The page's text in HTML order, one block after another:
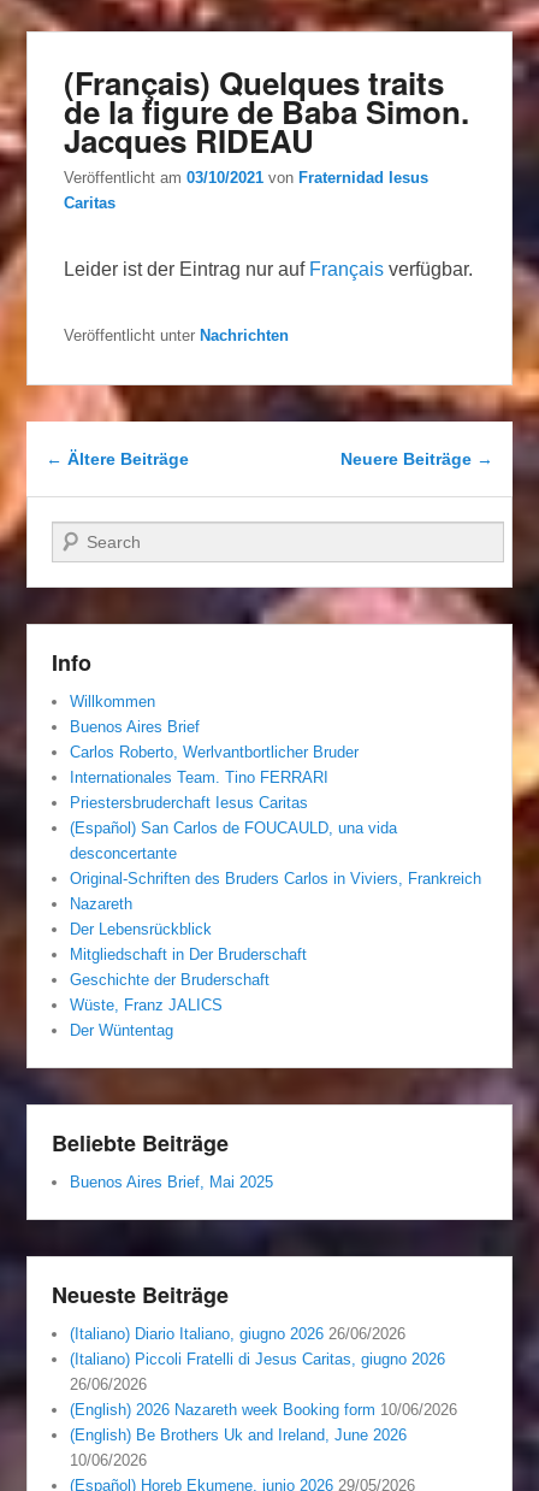
(Français) Quelques traits
de la figure de Baba Simon.
Jacques RIDEAU
Veröffentlicht am03/10/2021 vonFraternidad Iesus
Caritas
Leider ist der Eintrag nur auf Français verfügbar.
Veröffentlicht unter Nachrichten
Beitragsnavigation
← Ältere Beiträge Neuere Beiträge →
Suchen
Info
Willkommen
Buenos Aires Brief
Carlos Roberto, Werlvantbortlicher Bruder
Internationales Team. Tino FERRARI
Priestersbruderchaft Iesus Caritas
(Español) San Carlos de FOUCAULD, una vida
desconcertante
Original-Schriften des Bruders Carlos in Viviers, Frankreich
Nazareth
Der Lebensrückblick
Mitgliedschaft in Der Bruderschaft
Geschichte der Bruderschaft
Wüste, Franz JALICS
Der Wüntentag
Beliebte Beiträge
Buenos Aires Brief, Mai 2025
Neueste Beiträge
(Italiano) Diario Italiano, giugno 2026 26/06/2026
(Italiano) Piccoli Fratelli di Jesus Caritas, giugno 2026
26/06/2026
(English) 2026 Nazareth week Booking form 10/06/2026
(English) Be Brothers Uk and Ireland, June 2026
10/06/2026
(Español) Horeb Ekumene, junio 2026 29/05/2026